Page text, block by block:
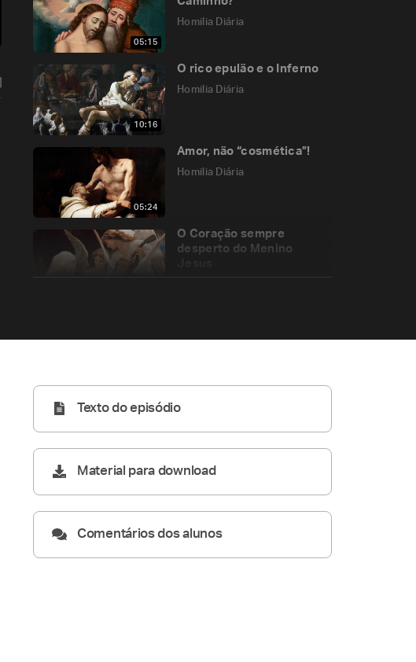
05:15
Homilia Diária
10:16
O rico epulão e o Inferno
Homilia Diária
05:24
Amor, não “cosmética”!
Homilia Diária
O Coração sempre
desperto do Menino
Texto do episódio
Material para download
Comentários dos alunos